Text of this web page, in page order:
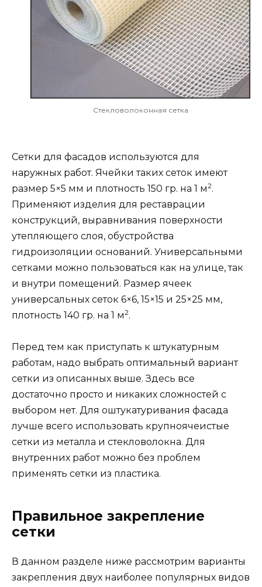
Стекловолоконная сетка
Сетки для фасадов используются для
наружных работ. Ячейки таких сеток имеют
размер 5×5 мм и плотность 150 гр. на 1 м2.
Применяют изделия для реставрации
конструкций, выравнивания поверхности
утепляющего слоя, обустройства
гидроизоляции оснований. Универсальными
сетками можно пользоваться как на улице, так
и внутри помещений. Размер ячеек
универсальных сеток 6×6, 15×15 и 25×25 мм,
плотность 140 гр. на 1 м2.
Перед тем как приступать к штукатурным
работам, надо выбрать оптимальный вариант
сетки из описанных выше. Здесь все
достаточно просто и никаких сложностей с
выбором нет. Для оштукатуривания фасада
лучше всего использовать крупноячеистые
сетки из металла и стекловолокна. Для
внутренних работ можно без проблем
применять сетки из пластика.
Правильное закрепление
сетки
В данном разделе ниже рассмотрим варианты
закрепления двух наиболее популярных видов